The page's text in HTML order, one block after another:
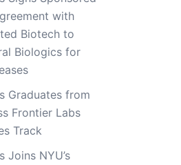
with
Biotech to
Biologics for
Graduates from
Frontier Labs
Track
Joins NYU’s